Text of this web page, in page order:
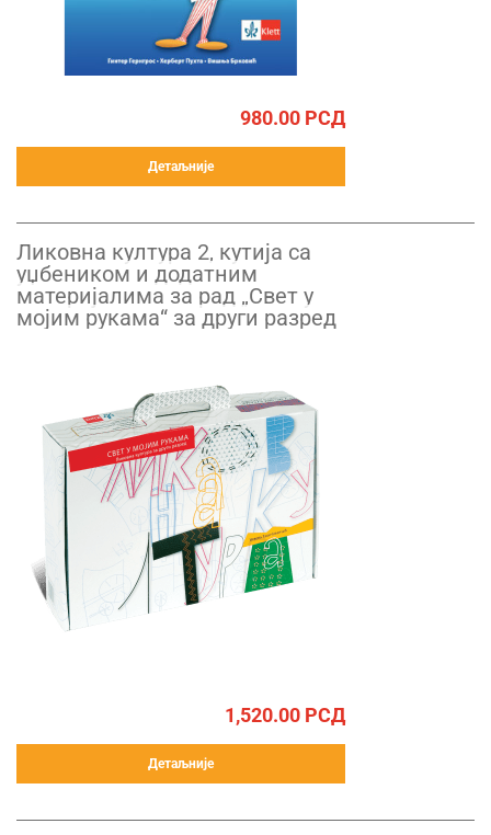
980.00 РСД
Детаљније
Ликовна култура 2, кутија са
уџбеником и додатним
материјалима за рад „Свет у
мојим рукама“ за други разред
1,520.00 РСД
Детаљније